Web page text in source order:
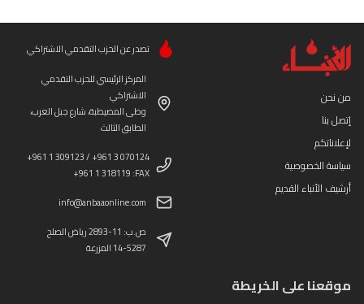
من نحن
إتصل بنا
لإعلاناتكم
سياسة الخصوصية
أرشيف الأنباء القديم
تصدر عن الحزب التقدمي الاشتراكي
المركز الرئيسي للحزب التقدمي
الاشتراكي
وطى المصيطبة، شارع جبل العرب،
الطابق الثالث
+961 1 309123 / +961 3 070124
+961 1 318119 :FAX
info@anbaaonline.com
ص.ب: 11-2893 رياض الصلح
14-5287 المزرعة
موقعنا على الخريطة